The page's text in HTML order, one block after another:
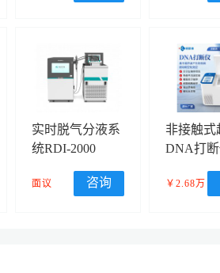
实时脱气分液系
统RDI-2000
面议 咨询
非接触式
DNA打
￥2.68万